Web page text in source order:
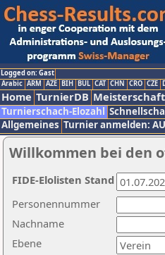
Logged on: Gast
Arabic ARM AZE BIH BUL CAT CHN CRO CZE
Home TurnierDB Meisterschaft
Turnierschach-Elozahl
Allgemeines Turnier anmelden:
Willkommen bei den
Nachname
Ebene
Personennummer
FIDE-Elolisten Stand